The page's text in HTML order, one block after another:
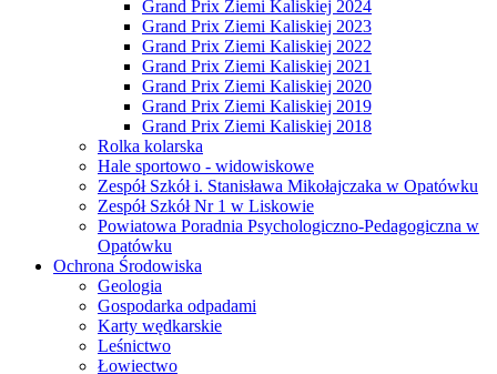
Grand Prix Ziemi Kaliskiej 2024
Grand Prix Ziemi Kaliskiej 2023
Grand Prix Ziemi Kaliskiej 2022
Grand Prix Ziemi Kaliskiej 2021
Grand Prix Ziemi Kaliskiej 2020
Grand Prix Ziemi Kaliskiej 2019
Grand Prix Ziemi Kaliskiej 2018
Rolka kolarska
Hale sportowo - widowiskowe
Zespół Szkół i. Stanisława Mikołajczaka w Opatówku
Zespół Szkół Nr 1 w Liskowie
Powiatowa Poradnia Psychologiczno-Pedagogiczna w
Opatówku
Ochrona Środowiska
Geologia
Gospodarka odpadami
Karty wędkarskie
Leśnictwo
Łowiectwo